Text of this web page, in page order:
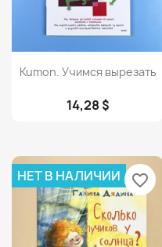
Просмотр
Kumon. Учимся вырезать
14,28 $
НЕТ В НАЛИЧИИ favorite_border